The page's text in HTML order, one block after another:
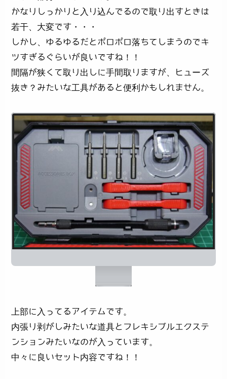
かなりしっかりと入り込んでるので取り出すときは
若干、大変です・・・
しかし、ゆるゆるだとポロポロ落ちてしまうのでキ
ツすぎるぐらいが良いですね！！
間隔が狭くて取り出しに手間取りますが、ヒューズ
抜き？みたいな工具があると便利かもしれません。
上部に入ってるアイテムです。
内張り剥がしみたいな道具とフレキシブルエクステ
ンションみたいなのが入っています。
中々に良いセット内容ですね！！